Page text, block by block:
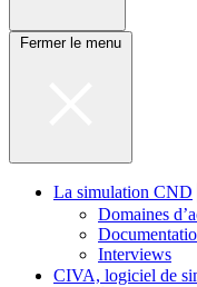
Fermer le menu
La simulation CND
Domaines
Interviews
CIVA, logiciel de